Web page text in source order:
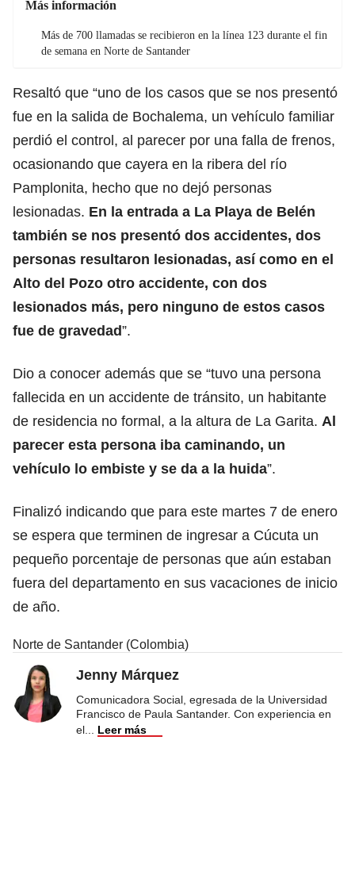
Más información
Más de 700 llamadas se recibieron en la línea 123 durante el fin
de semana en Norte de Santander
Resaltó que “uno de los casos que se nos presentó
fue en la salida de Bochalema, un vehículo familiar
perdió el control, al parecer por una falla de frenos,
ocasionando que cayera en la ribera del río
Pamplonita, hecho que no dejó personas
lesionadas. En la entrada a La Playa de Belén
también se nos presentó dos accidentes, dos
personas resultaron lesionadas, así como en el
Alto del Pozo otro accidente, con dos
lesionados más, pero ninguno de estos casos
fue de gravedad”.
Dio a conocer además que se “tuvo una persona
fallecida en un accidente de tránsito, un habitante
de residencia no formal, a la altura de La Garita. Al
parecer esta persona iba caminando, un
vehículo lo embiste y se da a la huida”.
Finalizó indicando que para este martes 7 de enero
se espera que terminen de ingresar a Cúcuta un
pequeño porcentaje de personas que aún estaban
fuera del departamento en sus vacaciones de inicio
de año.
Norte de Santander (Colombia)
Jenny Márquez
Comunicadora Social, egresada de la Universidad
Francisco de Paula Santander. Con experiencia en
el
Leer más